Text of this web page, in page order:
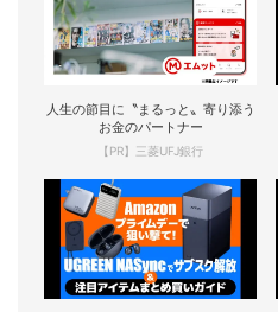
人生の節目に〝まるっと〟寄り添う
お金のパートナー
【PR】三菱UFJ銀行